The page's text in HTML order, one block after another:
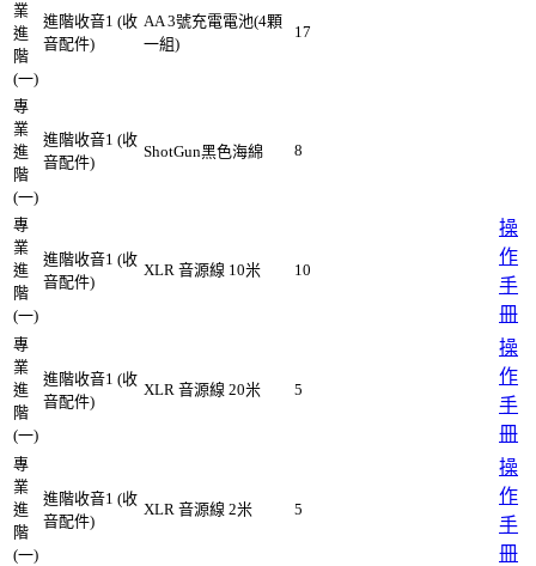
業
進
階
(一)
進階收音1 (收
音配件)
AA 3號充電電池(4顆
一組)
17
專
業
進
階
(一)
進階收音1 (收
音配件)
ShotGun黑色海綿 8
專
業
進
階
(一)
進階收音1 (收
音配件)
XLR 音源線 10米 10
操
作
手
冊
專
業
進
階
(一)
進階收音1 (收
音配件)
XLR 音源線 20米 5
操
作
手
冊
專
業
進
階
(一)
進階收音1 (收
音配件)
XLR 音源線 2米 5
操
作
手
冊